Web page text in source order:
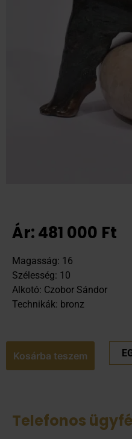
Ár:481 000 Ft
Magasság: 16
Szélesség: 10
Alkotó: Czobor Sándor
Technikák: bronz
Kosárba teszem
Telefonos